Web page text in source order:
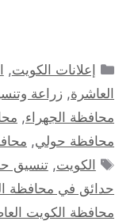
التصنيفات
إعلانات الكويت,
العاشرة, زراعة
محافظة الجهراء,
محافظة حولي,
الوسوم
الكويت,تنسيق
حدائق في محافظة
محافظة الكويت